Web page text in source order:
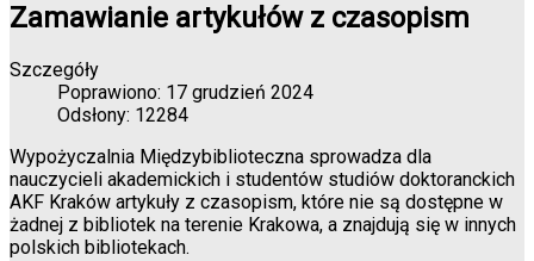
Zamawianie artykułów z czasopism
Szczegóły
Poprawiono: 17 grudzień 2024
Odsłony: 12284
Wypożyczalnia Międzybiblioteczna sprowadza dla
nauczycieli akademickich i studentów studiów doktoranckich
AKF Kraków artykuły z czasopism, które nie są dostępne w
żadnej z bibliotek na terenie Krakowa, a znajdują się w innych
polskich bibliotekach.